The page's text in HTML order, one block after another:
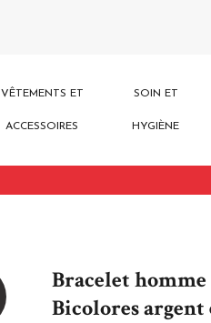
VÊTEMENTS ET
ACCESSOIRES
SOIN ET
HYGIÈNE
Bracelet
Bicolores